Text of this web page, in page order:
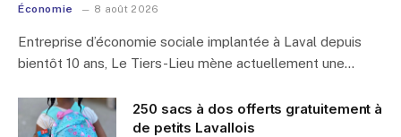
Économie 8 août 2026
Entreprise d’économie sociale implantée à Laval depuis
bientôt 10 ans, Le Tiers-Lieu mène actuellement une…
250 sacs à dos offerts gratuitement à
de petits Lavallois